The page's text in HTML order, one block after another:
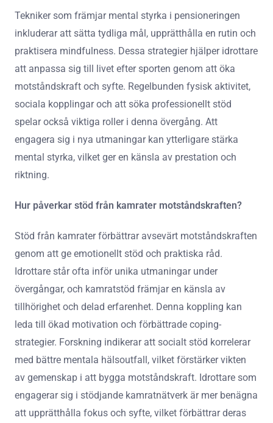
Tekniker som främjar mental styrka i pensioneringen
inkluderar att sätta tydliga mål, upprätthålla en rutin och
praktisera mindfulness. Dessa strategier hjälper idrottare
att anpassa sig till livet efter sporten genom att öka
motståndskraft och syfte. Regelbunden fysisk aktivitet,
sociala kopplingar och att söka professionellt stöd
spelar också viktiga roller i denna övergång. Att
engagera sig i nya utmaningar kan ytterligare stärka
mental styrka, vilket ger en känsla av prestation och
riktning.
Hur påverkar stöd från kamrater motståndskraften?
Stöd från kamrater förbättrar avsevärt motståndskraften
genom att ge emotionellt stöd och praktiska råd.
Idrottare står ofta inför unika utmaningar under
övergångar, och kamratstöd främjar en känsla av
tillhörighet och delad erfarenhet. Denna koppling kan
leda till ökad motivation och förbättrade coping-
strategier. Forskning indikerar att socialt stöd korrelerar
med bättre mentala hälsoutfall, vilket förstärker vikten
av gemenskap i att bygga motståndskraft. Idrottare som
engagerar sig i stödjande kamratnätverk är mer benägna
att upprätthålla fokus och syfte, vilket förbättrar deras